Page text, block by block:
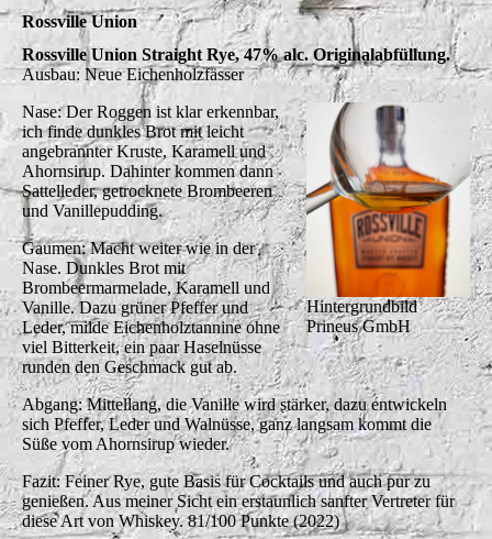
Rossville Union
Rossville Union Straight Rye, 47% alc. Originalabfüllung.
Ausbau: Neue Eichenholzfässer
Hintergrundbild
Prineus GmbH
Nase: Der Roggen ist klar erkennbar,
ich finde dunkles Brot mit leicht
angebrannter Kruste, Karamell und
Ahornsirup. Dahinter kommen dann
Sattelleder, getrocknete Brombeeren
und Vanillepudding.
Gaumen: Macht weiter wie in der
Nase. Dunkles Brot mit
Brombeermarmelade, Karamell und
Vanille. Dazu grüner Pfeffer und
Leder, milde Eichenholztannine ohne
viel Bitterkeit, ein paar Haselnüsse
runden den Geschmack gut ab.
Abgang: Mittellang, die Vanille wird stärker, dazu entwickeln
sich Pfeffer, Leder und Walnüsse, ganz langsam kommt die
Süße vom Ahornsirup wieder.
Fazit: Feiner Rye, gute Basis für Cocktails und auch pur zu
genießen. Aus meiner Sicht ein erstaunlich sanfter Vertreter für
diese Art von Whiskey. 81/100 Punkte (2022)